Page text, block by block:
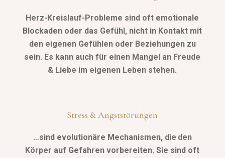
Herz-Kreislauf-Probleme sind oft emotionale
Blockaden oder das Gefühl, nicht in Kontakt mit
den eigenen Gefühlen oder Beziehungen zu
sein. Es kann auch für einen Mangel an Freude
& Liebe im eigenen Leben stehen.
Stress & Angststörungen
…sind evolutionäre Mechanismen, die den
Körper auf Gefahren vorbereiten. Sie sind oft